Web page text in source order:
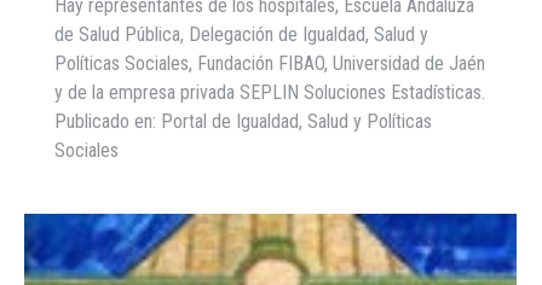
Hay representantes de los hospitales, Escuela Andaluza
de Salud Pública, Delegación de Igualdad, Salud y
Políticas Sociales, Fundación FIBAO, Universidad de Jaén
y de la empresa privada SEPLIN Soluciones Estadísticas.
Publicado en: Portal de Igualdad, Salud y Políticas
Sociales